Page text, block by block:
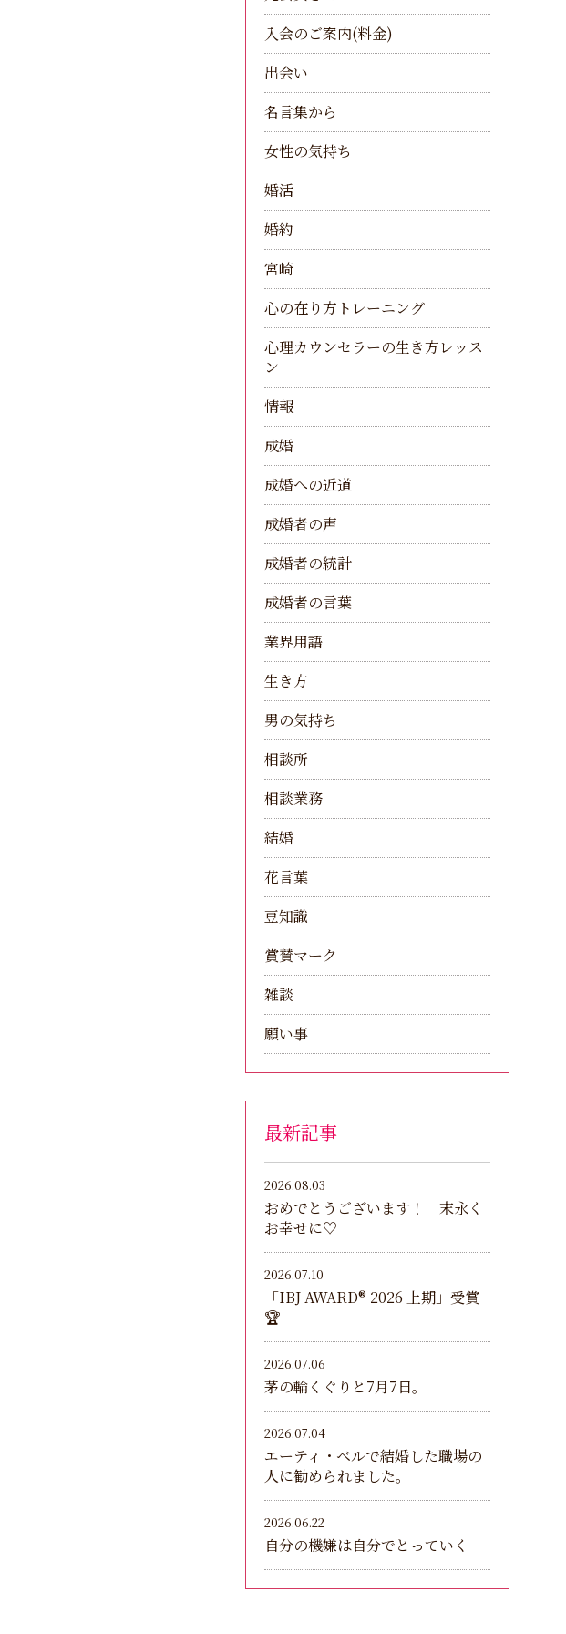
入会のご案内(料金)
出会い
名言集から
女性の気持ち
婚活
婚約
宮崎
心の在り方トレーニング
心理カウンセラーの生き方レッス
ン
情報
成婚
成婚への近道
成婚者の声
成婚者の統計
成婚者の言葉
業界用語
生き方
男の気持ち
相談所
相談業務
結婚
花言葉
豆知識
賞賛マーク
雑談
願い事
最新記事
2026.08.03
おめでとうございます！ 末永く
お幸せに♡
2026.07.10
「IBJ AWARD®︎ 2026 上期」受賞
🏆
2026.07.06
茅の輪くぐりと7月7日。
2026.07.04
エーティ・ベルで結婚した職場の
人に勧められました。
2026.06.22
自分の機嫌は自分でとっていく